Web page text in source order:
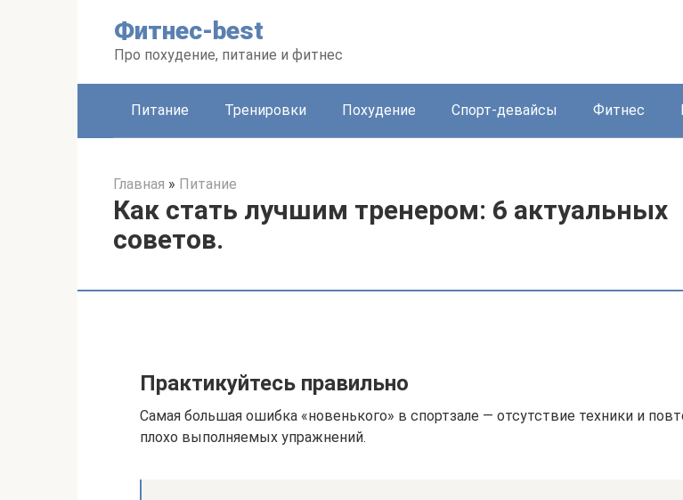
Фитнес-best
Про похудение, питание и фитнес
Питание Тренировки Похудение Спорт-девайсы Фитнес
Главная » Питание
Как стать лучшим тренером: 6 актуальных
советов.
Практикуйтесь правильно
Самая большая ошибка «новенького» в спортзале — отсутствие техники и
плохо выполняемых упражнений.